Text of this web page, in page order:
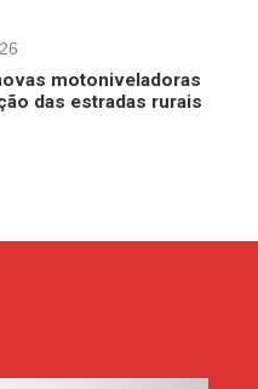
motoniveladoras
das estradas rurais